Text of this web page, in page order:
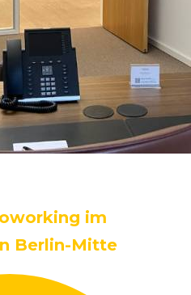
im
Berlin-Mitte